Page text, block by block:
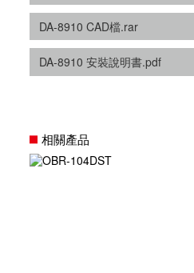
DA-8910 CAD檔.rar
DA-8910 安裝說明書.pdf
相關產品